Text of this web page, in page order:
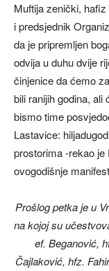
Muftija zenički,
i predsjednik
da je pripremljen
odvija u duhu dvije
činjenice da ćemo
bili ranijih godina,
bismo time
Lastavice:
prostorima -rekao
ovogodišnje
Prošlog petka je u
na kojoj su
ef. Beganović,
Čajlaković, hfz.